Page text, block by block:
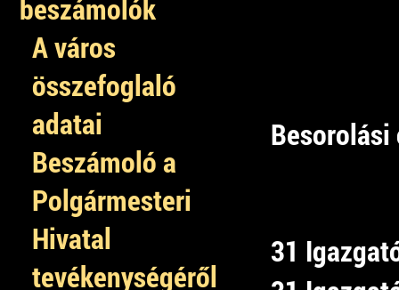
beszámolók
A város
összefoglaló
adatai
Beszámoló a
Polgármesteri
Hivatal
tevékenységéről
31